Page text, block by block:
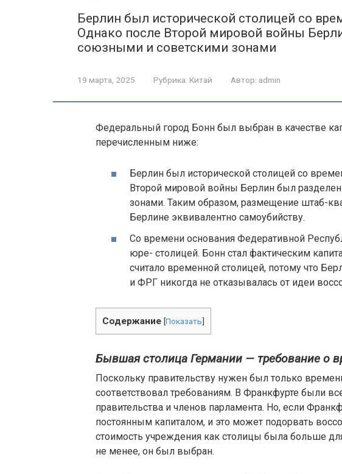
Берлин был исторической столицей со
Однако после Второй мировой войны
союзными и советскими зонами
19 марта, 2025 Рубрика: Китай Автор: admin
Федеральный город Бонн был выбран в качестве
перечисленным ниже:
Берлин был исторической столицей со
Второй мировой войны Берлин был
зонами. Таким образом, размещение штаб-
Берлине эквивалентно самоубийству.
Со времени основания Федеративной
юре- столицей. Бонн стал фактическим
считало временной столицей, потому что
и ФРГ никогда не отказывалась от идеи
Содержание [Показать]
Бывшая столица Германии — требование о
Поскольку правительству нужен был только
соответствовал требованиям. В Франкфурте были
правительства и членов парламента. Но, если
постоянным капиталом, и это может подорвать
стоимость учреждения как столицы была больше
не менее, он был выбран.